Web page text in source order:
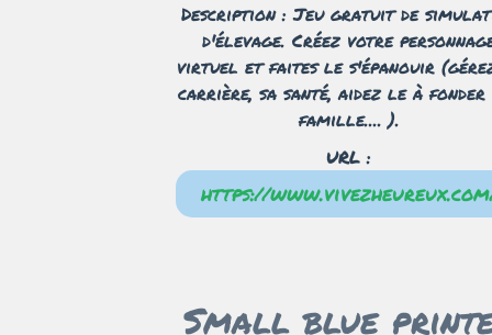
Description : Jeu gratuit de
d'élevage. Créez votre
virtuel et faites le s'épanouir
carrière, sa santé, aidez le à fonder
famille.... ).
URL :
https://
Small blue